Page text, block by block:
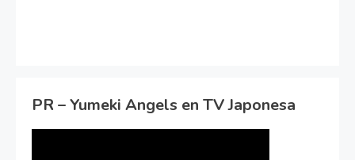
PR – Yumeki Angels en TV Japonesa